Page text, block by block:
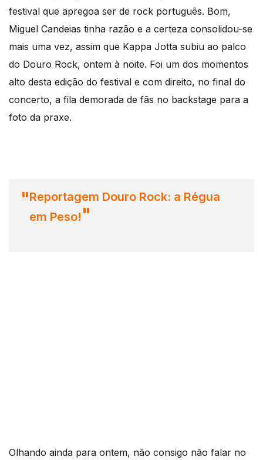
festival que apregoa ser de rock português. Bom,
Miguel Candeias tinha razão e a certeza consolidou-se
mais uma vez, assim que Kappa Jotta subiu ao palco
do Douro Rock, ontem à noite. Foi um dos momentos
alto desta edição do festival e com direito, no final do
concerto, a fila demorada de fãs no backstage para a
foto da praxe.
Reportagem Douro Rock: a Régua
em Peso!
Olhando ainda para ontem, não consigo não falar no